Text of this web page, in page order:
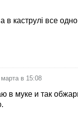
каструлі все одно
в 15:08
в муке и так